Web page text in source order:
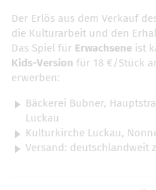
Der Erlös aus dem Verkauf
die Kulturarbeit und den
Das Spiel für Erwachsene ist
Kids-Version für 18 €/Stück
erwerben:
Bäckerei Bubner,
Luckau
Kulturkirche Luckau,
Versand: deutschlandweit